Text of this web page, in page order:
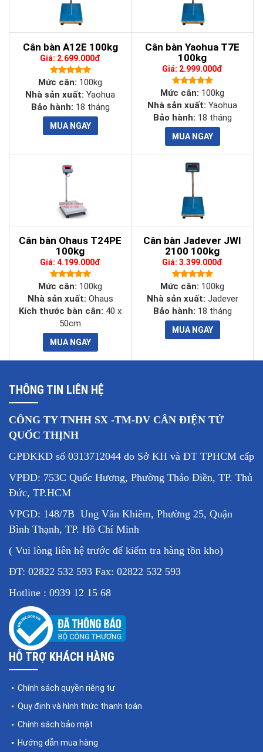
Hình ảnh khung cân bàn
- Đơn vị cân:Kg, g(t), lb, oz.
- Cổng giao tiếp RS232, dễ dàng kết nối máy tính, máy in...
- Cân sử dụng pin sạc6V/4Ah, thời gian sử dụng khoảng 70
- Thiết kế nhỏ gọn, dễ dàng di chuyển.
- Các tính năng chính của cân: cân trọng lượng, trừ bì, cân kiểm
tra, cân động vật.
Thông số kỹ thuật cân bàn 100kg Amcells B19
Bảng thông số
và đầy đủ nhất.
Model Cân bàn 100kg Amcell B19
Mức cân
Cân bàn A12E 100kg
Giá: 2.699.000đ
Mức cân: 100kg
Nhà sản xuất: Yaohua
Bảo hành: 18 tháng
Cân bàn Yaohua T7E
100kg
Giá: 2.999.000đ
Mức cân: 100kg
Nhà sản xuất: Yaohua
Bảo hành: 18 tháng
Cân bàn Ohaus T24PE
100kg
Giá: 4.199.000đ
Mức cân: 100kg
Nhà sản xuất: Ohaus
Kích thước bàn cân: 40 x
50cm
Cân bàn Jadever JWI
2100 100kg
Giá: 3.399.000đ
Mức cân: 100kg
Nhà sản xuất: Jadever
Bảo hành: 18 tháng
THÔNG TIN LIÊN HỆ
CÔNG TY TNHH SX -TM-DV CÂN ĐIỆN TỬ
QUỐC THỊNH
GPĐKKD số 0313712044 do Sở KH và ĐT TPHCM cấp
VPĐD: 753C Quốc Hương, Phường Thảo Điền, TP. Thủ
Đức, TP.HCM
VPGD: 148/7B Ung Văn Khiêm, Phường 25, Quận
Bình Thạnh, TP. Hồ Chí Minh
( Vui lòng liên hệ trước để kiểm tra hàng tồn kho)
ĐT: 02822 532 593 Fax: 02822 532 593
Hotline : 0939 12 15 68
HỖ TRỢ KHÁCH HÀNG
Chính sách quyền riêng tư
Quy định và hình thức thanh toán
Chính sách bảo mật
Hướng dẫn mua hàng